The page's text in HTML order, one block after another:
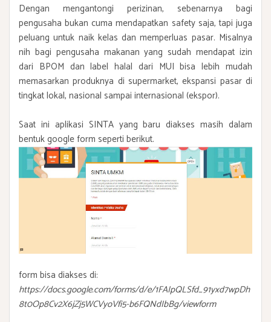
Dengan mengantongi perizinan, sebenarnya bagi
pengusaha bukan cuma mendapatkan safety saja, tapi juga
peluang untuk naik kelas dan memperluas pasar. Misalnya
nih bagi pengusaha makanan yang sudah mendapat izin
dari BPOM dan label halal dari MUI bisa lebih mudah
memasarkan produknya di supermarket, ekspansi pasar di
tingkat lokal, nasional sampai internasional (ekspor).
Saat ini aplikasi SINTA yang baru diakses masih dalam
bentuk google form seperti berikut.
form bisa diakses di:
https://docs.google.com/forms/d/e/1FAIpQLSfd_91yxd7wpDh
8t0Op8Cv2X6jZj5WCVyoVfi5-b6FQNdIbBg/viewform